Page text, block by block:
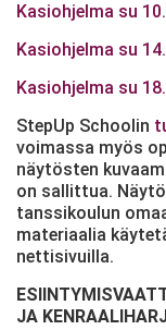
Kasiohjelma su
Kasiohjelma su
Kasiohjelma su
StepUp Schoolin
voimassa myös
näytösten
on sallittua.
tanssikoulun
materiaalia
nettisivuilla.
JA